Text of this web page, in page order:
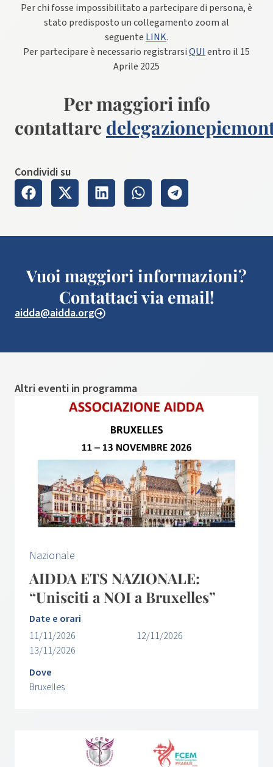
Per chi fosse impossibilitato a partecipare di persona, è
stato predisposto un collegamento zoom al
seguente LINK.
Per partecipare è necessario registrarsiQUI entro il 15
Aprile 2025
Per maggiori info
contattare
Condividi su
Vuoi maggiori informazioni?
Contattaci via email!
aidda@aidda.org
Altri eventi in programma
Nazionale
AIDDA ETS NAZIONALE:
“Unisciti a NOI a Bruxelles”
Date e orari
11/11/2026
12/11/2026
13/11/2026
Dove
Bruxelles